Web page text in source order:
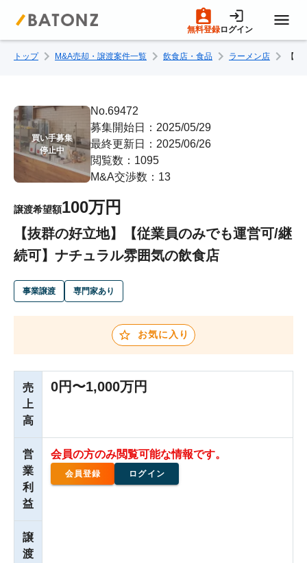
無料登録ログイン
トップページ
M&A案件一覧
売りたい方へ
成約事例
M&A専門家の方へ
トップ M&A売却・譲渡案件一覧 飲食店・食品 ラーメン店 【
買い手募集
停止中
No.69472
募集開始日：2025/05/29
最終更新日：2025/06/26
閲覧数：1095
M&A交渉数：13
譲渡希望額100万円
【抜群の好立地】【従業員のみでも運営可/継
続可】ナチュラル雰囲気の飲食店
事業譲渡 専門家あり
お気に入り
売
上
高
0円〜1,000万円
営
業
利
益
会員の方のみ閲覧可能な情報です。
会員登録 ログイン
譲
渡